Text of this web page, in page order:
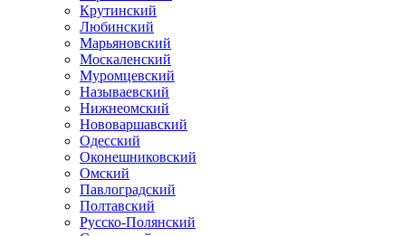
Крутинский
Любинский
Марьяновский
Москаленский
Муромцевский
Называевский
Нижнеомский
Нововаршавский
Одесский
Оконешниковский
Омский
Павлоградский
Полтавский
Русско-Полянский